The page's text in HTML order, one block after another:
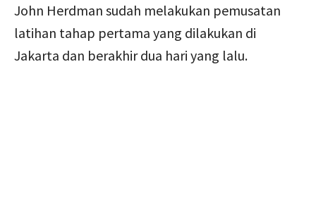
John Herdman sudah melakukan pemusatan
latihan tahap pertama yang dilakukan di
Jakarta dan berakhir dua hari yang lalu.